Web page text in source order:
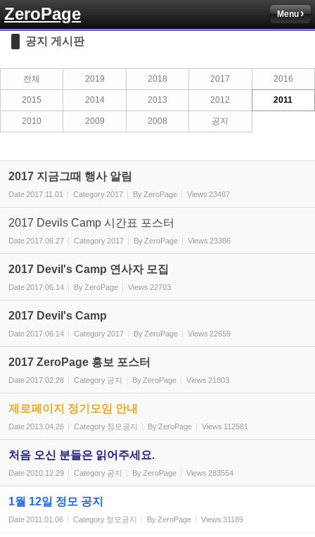
ZeroPage Menu
공지 게시판
전체 2019 2018 2017 2016
2015 2014 2013 2012 2011
2010 2009 2008 공지
2017 지금그때 행사 알림
Date2017.11.01 Category2017 By ZeroPage Views 23487
2017 Devils Camp 시간표 포스터
Date2017.06.27 Category2017 By ZeroPage Views 23386
2017 Devil's Camp 연사자 모집
Date2017.06.14 By ZeroPage Views 22703
2017 Devil's Camp
Date2017.06.14 Category2017 By ZeroPage Views 22659
2017 ZeroPage 홍보 포스터
Date2017.02.28 Category 공지 By ZeroPage Views 21803
제로페이지 정기모임 안내
Date2013.04.26 Category 정모공지 By ZeroPage Views 112581
처음 오신 분들은 읽어주세요.
Date2010.12.29 Category 공지 By ZeroPage Views 283554
1월 12일 정모 공지
Date2011.01.06 Category 정모공지 By ZeroPage Views 31189
Sketchbook5, 스케치북5
Sketchbook5, 스케치북5